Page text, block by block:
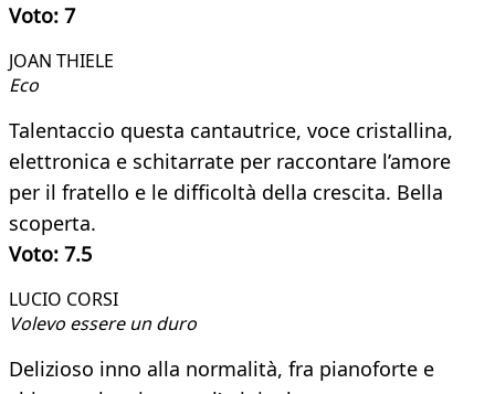
Voto: 7
JOAN THIELE
Eco
Talentaccio questa cantautrice, voce cristallina,
elettronica e schitarrate per raccontare l’amore
per il fratello e le difficoltà della crescita. Bella
scoperta.
Voto: 7.5
LUCIO CORSI​
Volevo essere un duro
Delizioso inno alla normalità, fra pianoforte e